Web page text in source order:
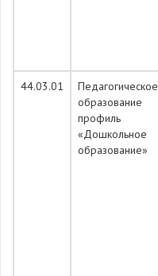
44.03.01
Педагогическое
образование
профиль
«Дошкольное
образование»